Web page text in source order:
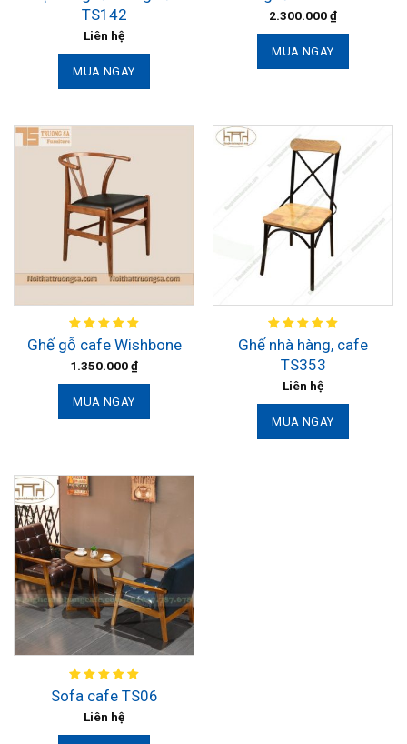
TS142
Liên hệ
MUA NGAY
2.300.000₫
MUA NGAY
Ghế gỗ cafe Wishbone
1.350.000₫
MUA NGAY
Ghế nhà hàng, cafe
TS353
Liên hệ
MUA NGAY
Sofa cafe TS06
Liên hệ